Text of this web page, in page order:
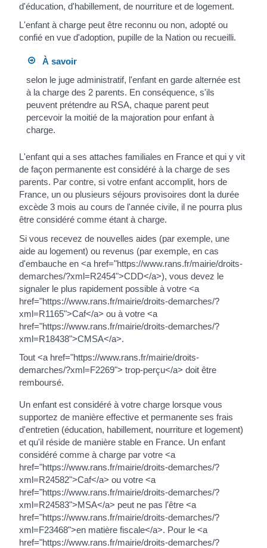
d'éducation, d'habillement, de nourriture et de logement.
L'enfant à charge peut être reconnu ou non, adopté ou
confié en vue d'adoption, pupille de la Nation ou recueilli.
À savoir
selon le juge administratif, l'enfant en garde alternée est
à la charge des 2 parents. En conséquence, s'ils
peuvent prétendre au RSA, chaque parent peut
percevoir la moitié de la majoration pour enfant à
charge.
L'enfant qui a ses attaches familiales en France et qui y vit
de façon permanente est considéré à la charge de ses
parents. Par contre, si votre enfant accomplit, hors de
France, un ou plusieurs séjours provisoires dont la durée
excède 3 mois au cours de l'année civile, il ne pourra plus
être considéré comme étant à charge.
Si vous recevez de nouvelles aides (par exemple, une
aide au logement) ou revenus (par exemple, en cas
d'embauche en <a href="https://www.rans.fr/mairie/droits-
demarches/?xml=R2454">CDD</a>), vous devez le
signaler le plus rapidement possible à votre <a
href="https://www.rans.fr/mairie/droits-demarches/?
xml=R1165">Caf</a> ou à votre <a
href="https://www.rans.fr/mairie/droits-demarches/?
xml=R18438">CMSA</a>.
Tout <a href="https://www.rans.fr/mairie/droits-
demarches/?xml=F2269"> trop-perçu</a> doit être
remboursé.
Un enfant est considéré à votre charge lorsque vous
supportez de manière effective et permanente ses frais
d'entretien (éducation, habillement, nourriture et logement)
et qu'il réside de manière stable en France. Un enfant
considéré comme à charge par votre <a
href="https://www.rans.fr/mairie/droits-demarches/?
xml=R24582">Caf</a> ou votre <a
href="https://www.rans.fr/mairie/droits-demarches/?
xml=R24583">MSA</a> peut ne pas l'être <a
href="https://www.rans.fr/mairie/droits-demarches/?
xml=F23468">en matière fiscale</a>. Pour le <a
href="https://www.rans.fr/mairie/droits-demarches/?